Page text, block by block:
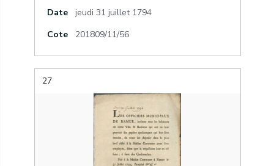
Date
jeudi 31 juillet 1794
Cote
201809/11/56
27